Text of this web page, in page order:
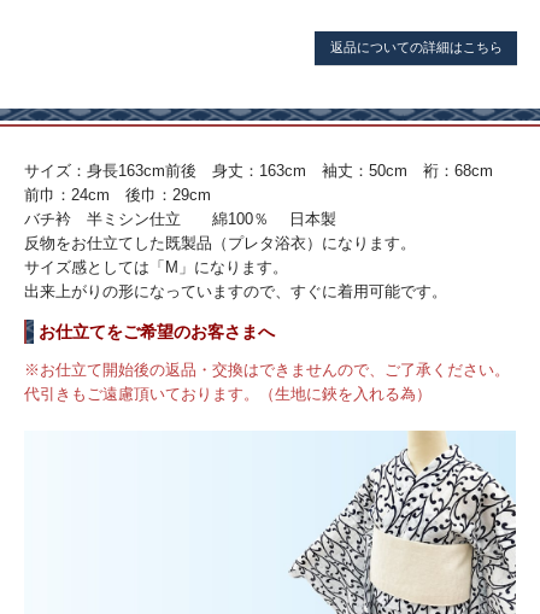
返品についての詳細はこちら
サイズ：身長163cm前後 身丈：163cm 袖丈：50cm 裄：68cm
前巾：24cm 後巾：29cm
バチ衿 半ミシン仕立 綿100％ 日本製
反物をお仕立てした既製品（プレタ浴衣）になります。
サイズ感としては「M」になります。
出来上がりの形になっていますので、すぐに着用可能です。
お仕立てをご希望のお客さまへ
※お仕立て開始後の返品・交換はできませんので、ご了承ください。
代引きもご遠慮頂いております。（生地に鋏を入れる為）